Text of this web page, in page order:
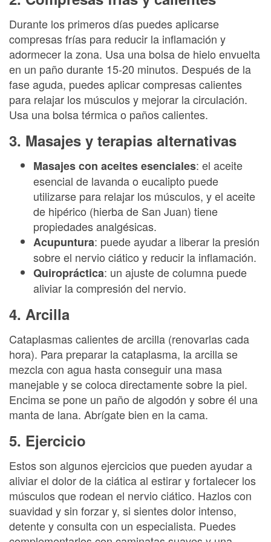
Durante los primeros días puedes aplicarse
compresas frías para reducir la inflamación y
adormecer la zona. Usa una bolsa de hielo envuelta
en un paño durante 15-20 minutos. Después de la
fase aguda, puedes aplicar compresas calientes
para relajar los músculos y mejorar la circulación.
Usa una bolsa térmica o paños calientes.
3. Masajes y terapias alternativas
Masajes con aceites esenciales: el aceite
esencial de lavanda o eucalipto puede
utilizarse para relajar los músculos, y el aceite
de hipérico (hierba de San Juan) tiene
propiedades analgésicas.
Acupuntura: puede ayudar a liberar la presión
sobre el nervio ciático y reducir la inflamación.
Quiropráctica: un ajuste de columna puede
aliviar la compresión del nervio.
4. Arcilla
Cataplasmas calientes de arcilla (renovarlas cada
hora). Para preparar la cataplasma, la arcilla se
mezcla con agua hasta conseguir una masa
manejable y se coloca directamente sobre la piel.
Encima se pone un paño de algodón y sobre él una
manta de lana. Abrígate bien en la cama.
5. Ejercicio
Estos son algunos ejercicios que pueden ayudar a
aliviar el dolor de la ciática al estirar y fortalecer los
músculos que rodean el nervio ciático. Hazlos con
suavidad y sin forzar y, si sientes dolor intenso,
detente y consulta con un especialista. Puedes